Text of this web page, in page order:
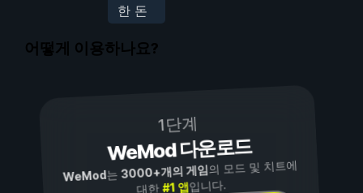
한 돈
어떻게 이용하나요?
1단계
WeMod 다운로드
WeMod는3000+개의 게임의 모드 및 치트에
대한#1 앱입니다.